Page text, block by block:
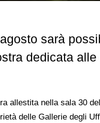
sarà
dedicata
allestita nella sala 30
delle Gallerie degli